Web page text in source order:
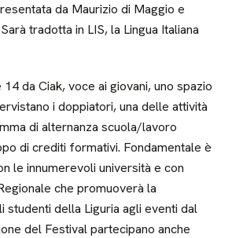
da Maurizio di Maggio e
tradotta in LIS, la Lingua Italiana
da Ciak, voce ai giovani, uno spazio
i doppiatori, una delle attività
di alternanza scuola/lavoro
di crediti formativi. Fondamentale è
le innumerevoli università e con
che promuoverà la
studenti della Liguria agli eventi dal
del Festival partecipano anche